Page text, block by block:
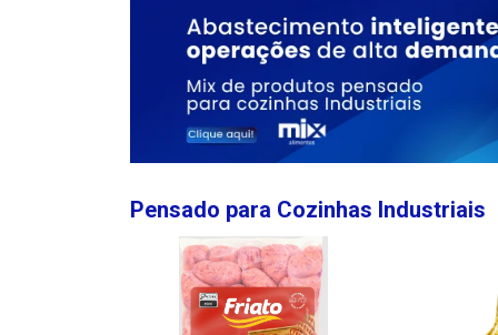
Pensado para Cozinhas Industriais